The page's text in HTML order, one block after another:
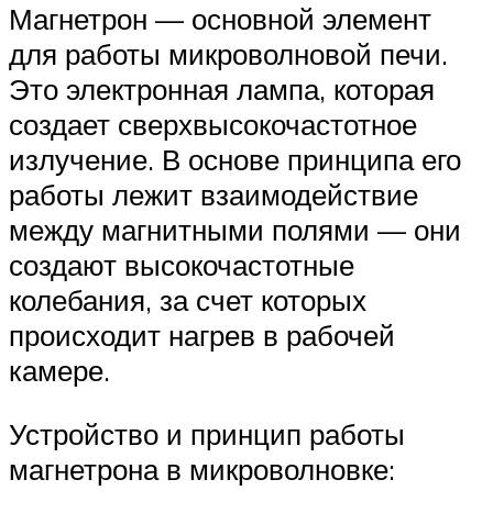
Магнетрон — основной элемент
для работы микроволновой печи.
Это электронная лампа, которая
создает сверхвысокочастотное
излучение. В основе принципа его
работы лежит взаимодействие
между магнитными полями — они
создают высокочастотные
колебания, за счет которых
происходит нагрев в рабочей
камере.
Устройство и принцип работы
магнетрона в микроволновке: